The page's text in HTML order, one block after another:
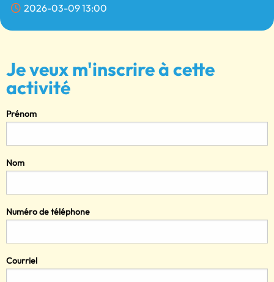
2026-03-09 13:00
Je veux m'inscrire à cette
activité
Prénom
Nom
Numéro de téléphone
Courriel